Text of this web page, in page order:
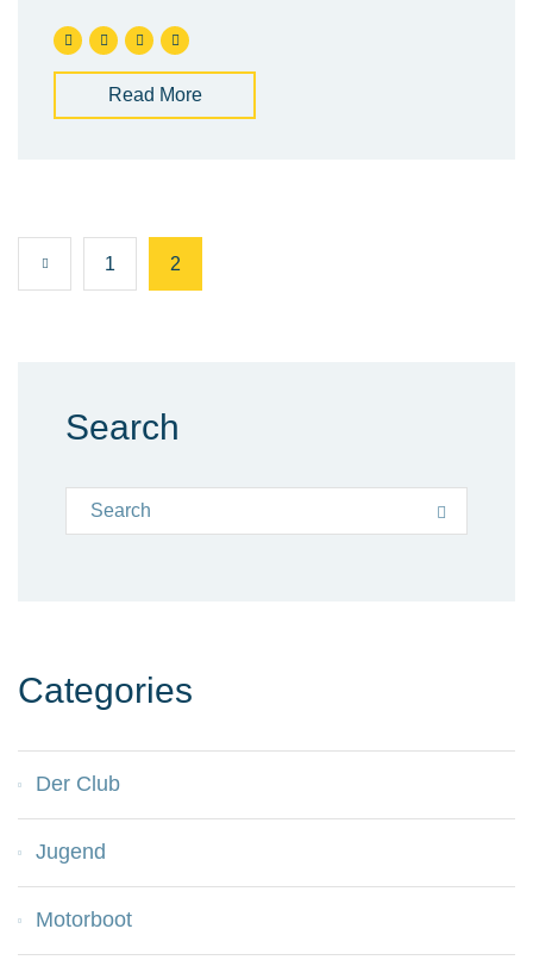
Read More
Seitennummerierung
1 2
Search
Search for:
Categories
Der Club
Jugend
Motorboot